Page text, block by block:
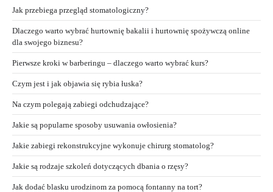
Jak przebiega przegląd stomatologiczny?
Dlaczego warto wybrać hurtownię bakalii i hurtownię spożywczą online
dla swojego biznesu?
Pierwsze kroki w barberingu – dlaczego warto wybrać kurs?
Czym jest i jak objawia się rybia łuska?
Na czym polegają zabiegi odchudzające?
Jakie są popularne sposoby usuwania owłosienia?
Jakie zabiegi rekonstrukcyjne wykonuje chirurg stomatolog?
Jakie są rodzaje szkoleń dotyczących dbania o rzęsy?
Jak dodać blasku urodzinom za pomocą fontanny na tort?